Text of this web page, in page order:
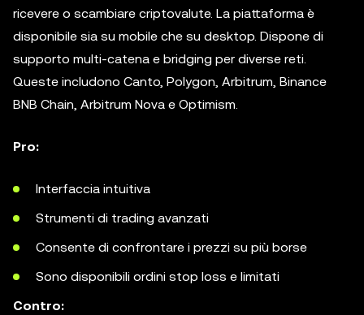
ricevere o scambiare criptovalute. La piattaforma è
disponibile sia su mobile che su desktop. Dispone di
supporto multi-catena e bridging per diverse reti.
Queste includono Canto, Polygon, Arbitrum, Binance
BNB Chain, Arbitrum Nova e Optimism.
Pro:
Interfaccia intuitiva
Strumenti di trading avanzati
Consente di confrontare i prezzi su più borse
Sono disponibili ordini stop loss e limitati
Contro: